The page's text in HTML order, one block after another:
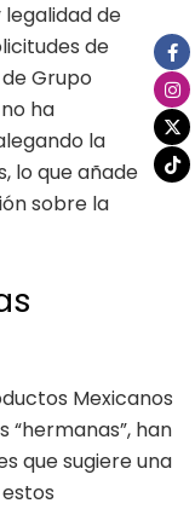
de
de
Grupo
ha
la
lo que añade
sobre la
Mexicanos
han
que sugiere una